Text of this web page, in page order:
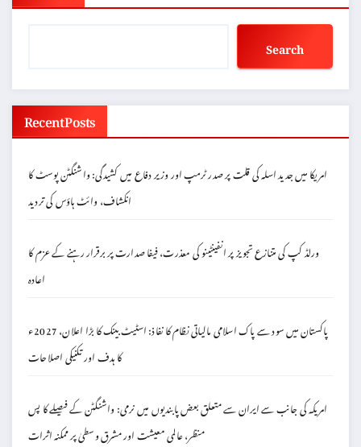
Search
Recent Posts
امریکا میں جدید اسلہ کی قلت پر صدر ٹرمپ اور وزیر دفاع میں کشیدگی: واشنگٹن پوسٹ کا
انکشاف، وائٹ ہاؤس کی تردید
ورلڈ کپ کی متنازع تجویز پر انفینٹینو کی معذرت، فیفا صدارت پر برقرار رہنے کے عزم کا
اعادہ
پاکستان میں سود سے پاک اسلامی مالیاتی نظام کا نفاذ: اسٹیٹ بینک کا بڑا اعلان، 2027ء
کا ہدف اور تکنیکی اصلاحات
امریکہ کی جانب سے ایران سے متعلق بعض پابندیوں میں نرمی: واشنگٹن کے فیصلے کا پس
منظر، عالمی معیشت اور مشرق وسطیٰ پر ممکنہ اثرات